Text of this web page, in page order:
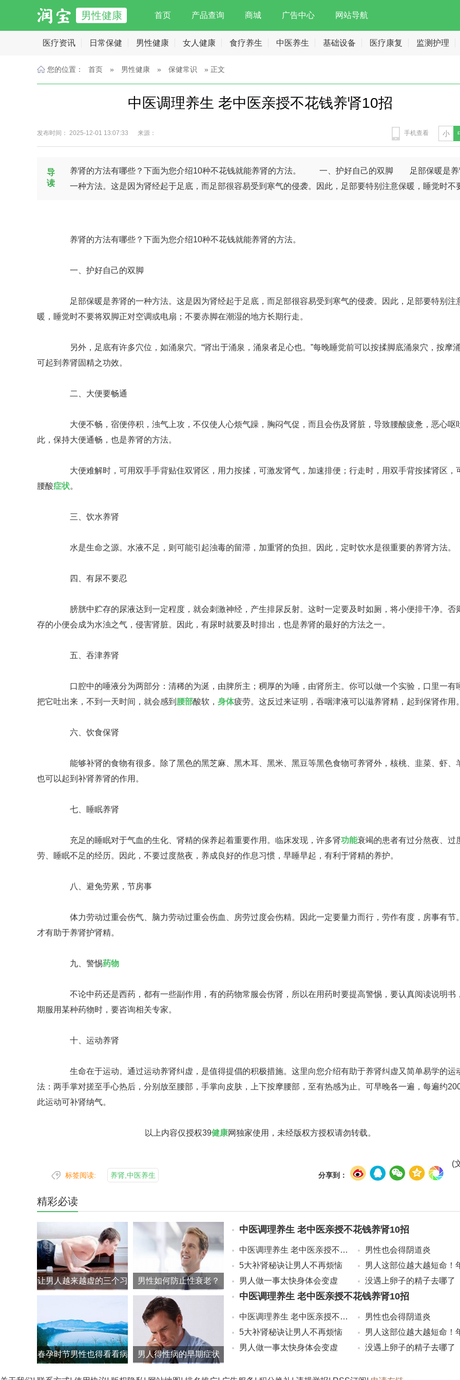
男性健康 首页 产品查询 商城 广告中心 网站导航
医疗资讯 日常保健 男性健康 女人健康 食疗养生 中医养生 基础设备 医疗康复 监测护理
您的位置： 首页 » 男性健康 » 保健常识 » 正文
中医调理养生 老中医亲授不花钱养肾10招
发布时间： 2025-12-01 13:07:33 来源： 小
手机查看
导
读
养肾的方法有哪些？下面为您介绍10种不花钱就能养肾的方法。 一、护好自己的双脚 足部保暖是养
一种方法。这是因为肾经起于足底，而足部很容易受到寒气的侵袭。因此，足部要特别注意保暖，睡觉时不
养肾的方法有哪些？下面为您介绍10种不花钱就能养肾的方法。
一、护好自己的双脚
足部保暖是养肾的一种方法。这是因为肾经起于足底，而足部很容易受到寒气的侵袭。因此，足部要特别注
暖，睡觉时不要将双脚正对空调或电扇；不要赤脚在潮湿的地方长期行走。
另外，足底有许多穴位，如涌泉穴。“肾出于涌泉，涌泉者足心也。”每晚睡觉前可以按揉脚底涌泉穴，按摩
可起到养肾固精之功效。
二、大便要畅通
大便不畅，宿便停积，浊气上攻，不仅使人心烦气躁，胸闷气促，而且会伤及肾脏，导致腰酸疲惫，恶心呕
此，保持大便通畅，也是养肾的方法。
大便难解时，可用双手手背贴住双肾区，用力按揉，可激发肾气，加速排便；行走时，用双手背按揉肾区，
腰酸症状。
三、饮水养肾
水是生命之源。水液不足，则可能引起浊毒的留滞，加重肾的负担。因此，定时饮水是很重要的养肾方法。
四、有尿不要忍
膀胱中贮存的尿液达到一定程度，就会刺激神经，产生排尿反射。这时一定要及时如厕，将小便排干净。否
存的小便会成为水浊之气，侵害肾脏。因此，有尿时就要及时排出，也是养肾的最好的方法之一。
五、吞津养肾
口腔中的唾液分为两部分：清稀的为涎，由脾所主；稠厚的为唾，由肾所主。你可以做一个实验，口里一有
把它吐出来，不到一天时间，就会感到 腰部酸软， 身体疲劳。这反过来证明，吞咽津液可以滋养肾精，起到保肾作用。
六、饮食保肾
能够补肾的食物有很多。除了黑色的黑芝麻、黑木耳、黑米、黑豆等黑色食物可养肾外，核桃、韭菜、虾、
也可以起到补肾养肾的作用。
七、睡眠养肾
充足的睡眠对于气血的生化、肾精的保养起着重要作用。临床发现，许多肾功能衰竭的患者有过分熬夜、过
劳、睡眠不足的经历。因此，不要过度熬夜，养成良好的作息习惯，早睡早起，有利于肾精的养护。
八、避免劳累，节房事
体力劳动过重会伤气、脑力劳动过重会伤血、房劳过度会伤精。因此一定要量力而行，劳作有度，房事有节
才有助于养肾护肾精。
九、警惕药物
不论中药还是西药，都有一些副作用，有的药物常服会伤肾，所以在用药时要提高警惕，要认真阅读说明书
期服用某种药物时，要咨询相关专家。
十、运动养肾
生命在于运动。通过运动养肾纠虚，是值得提倡的积极措施。这里向您介绍有助于养肾纠虚又简单易学的运
法：两手掌对搓至手心热后，分别放至腰部，手掌向皮肤，上下按摩腰部，至有热感为止。可早晚各一遍，每遍约200
此运动可补肾纳气。
以上内容仅授权39健康网独家使用，未经版权方授权请勿转载。
(
标签阅读: 养肾,中医养生 分享到：
精彩必读
让男人越来越虚的三个习
惯
男性如何防止性衰老？
春孕时节男性也得看看病 男人得性病的早期症状
中医调理养生 老中医亲授不花钱养肾10招
中医调理养生 老中医亲授不花钱
男性也会得阴道炎
5大补肾秘诀让男人不再烦恼
男人做一事太快身体会变虚
没遇上卵子的精子去哪了
中医调理养生 老中医亲授不花钱养肾10招
中医调理养生 老中医亲授不花钱
男性也会得阴道炎
5大补肾秘诀让男人不再烦恼
男人做一事太快身体会变虚
没遇上卵子的精子去哪了